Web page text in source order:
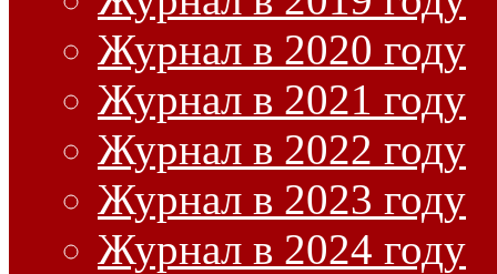
Журнал в 2020 году
Журнал в 2021 году
Журнал в 2022 году
Журнал в 2023 году
Журнал в 2024 году